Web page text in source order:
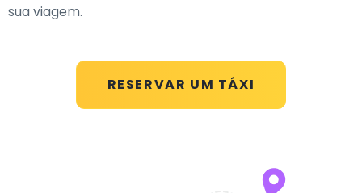
RESERVAR UM TÁXI
sua viagem.